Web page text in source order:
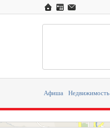
Афиша Недвижимость